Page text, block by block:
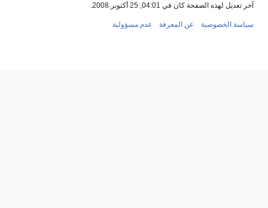
آخر تعديل لهذه الصفحة كان في 04:01, 25 أكتوبر 2008.
سياسة الخصوصية عن المعرفة عدم مسؤولية